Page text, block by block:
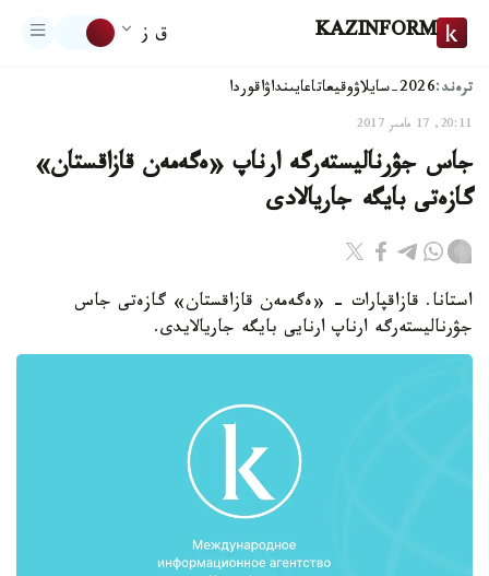
KAZINFORM ق ز
ترەند:2026-سايلاۋ وقيعاتاعايىنداۋاقوردا
20:11, 17 مامىر 2017
جاس جۋرناليستەرگە ارناپ «ەگەمەن قازاقستان»
گازەتى بايگە جاريالادى
استانا. قازاقپارات - «ەگەمەن قازاقستان» گازەتى جاس
جۋرناليستەرگە ارناپ ارنايى بايگە جاريالايدى.